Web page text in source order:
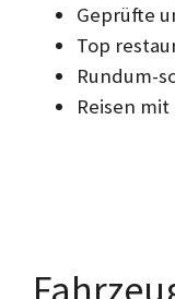
Geprüfte
Top
Rundum-
Reisen